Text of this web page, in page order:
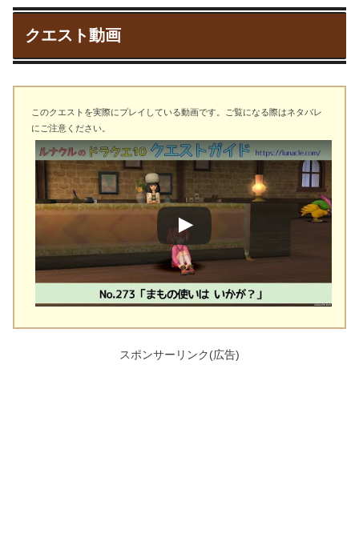
クエスト動画
このクエストを実際にプレイしている動画です。ご覧になる際はネタバレ
にご注意ください。
スポンサーリンク(広告)